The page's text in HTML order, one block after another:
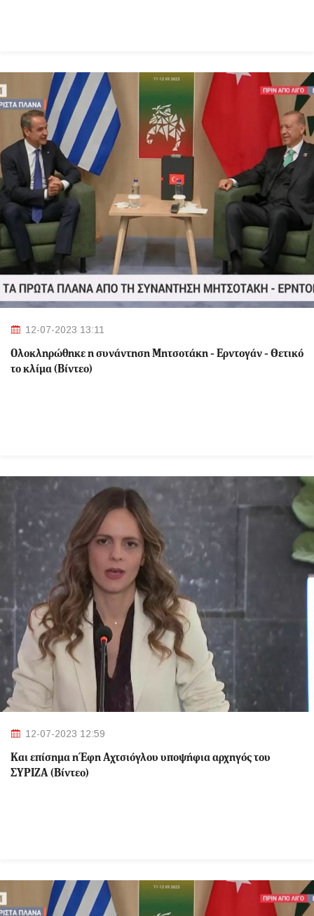
12-07-2023 13:11
Ολοκληρώθηκε η συνάντηση Μητσοτάκη - Ερντογάν - Θετικό
το κλίμα (Βίντεο)
12-07-2023 12:59
Και επίσημα η Έφη Αχτσιόγλου υποψήφια αρχηγός του
ΣΥΡΙΖΑ (Βίντεο)